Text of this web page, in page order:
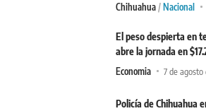
Chihuahua Nacional
El peso despierta en
abre la jornada en
Economia 7 de
Policía de Chihuahua